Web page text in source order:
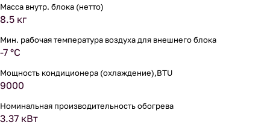
Масса внутр. блока (нетто)
8.5 кг
Мин. рабочая температура воздуха для внешнего блока
-7 °С
Мощность кондиционера (охлаждение),BTU
9000
Номинальная производительность обогрева
3.37 кВт